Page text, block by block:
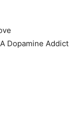
Dopamine Addict